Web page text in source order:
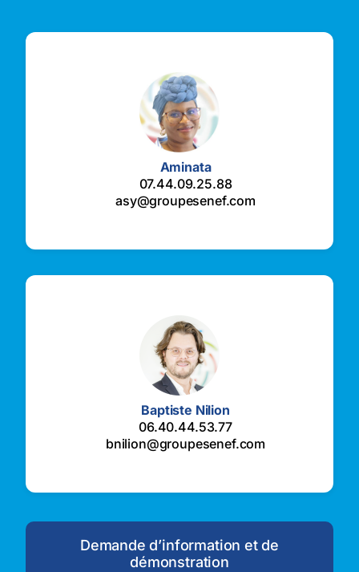
Aminata
07.44.09.25.88
asy@groupesenef.com
Baptiste Nilion
06.40.44.53.77
bnilion@groupesenef.com
Demande d’information et de
démonstration